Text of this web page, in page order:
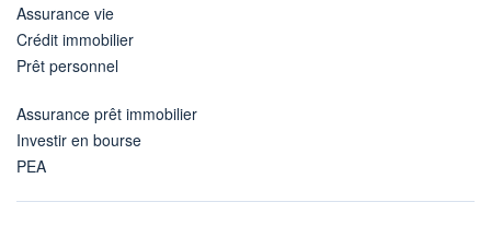
Assurance vie
Crédit immobilier
Prêt personnel
Assurance prêt immobilier
Investir en bourse
PEA